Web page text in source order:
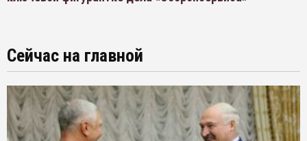
Сейчас на главной